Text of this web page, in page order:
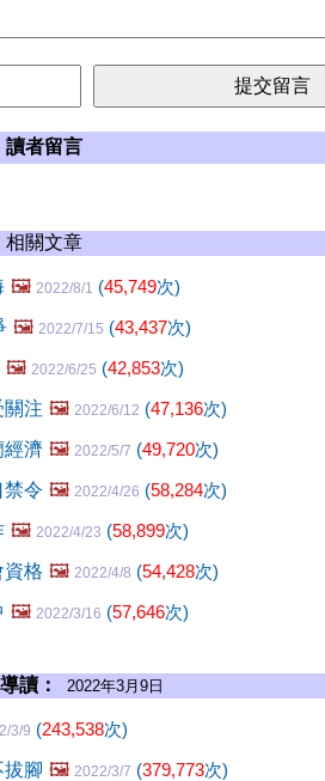
讀者留言
相關文章
🖼️ 2022/8/1 (45,749次)
🖼️ 2022/7/15 (43,437次)
🖼️ 2022/6/25 (42,853次)
注 🖼️ 2022/6/12 (47,136次)
經濟 🖼️ 2022/5/7 (49,720次)
令 🖼️ 2022/4/26 (58,284次)
🖼️ 2022/4/23 (58,899次)
資格 🖼️ 2022/4/8 (54,428次)
🖼️ 2022/3/16 (57,646次)
讀： 2022年3月9日
3/9 (243,538次)
腳 🖼️ 2022/3/7 (379,773次)